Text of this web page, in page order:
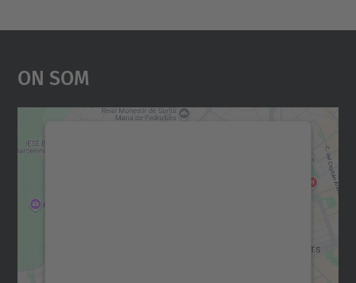
On Som